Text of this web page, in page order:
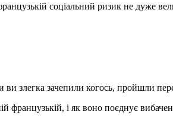
соціальний ризик не дуже
злегка зачепили когось, пройшли
французькій, і як воно поєднує